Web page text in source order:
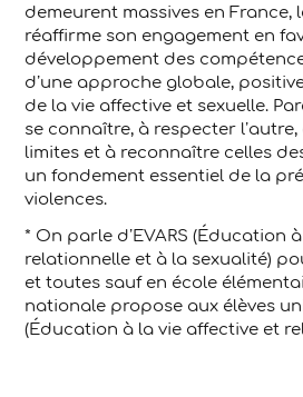
demeurent massives en France,
réaffirme son engagement en
développement des
d’une approche globale,
de la vie affective et sexuelle.
se connaître, à respecter
limites et à reconnaître celles
un fondement essentiel de la
violences.
* On parle d’EVARS (Éducation
relationnelle et à la sexualité)
et toutes sauf en école
nationale propose aux élèves
(Éducation à la vie affective et